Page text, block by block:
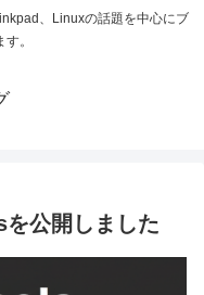
、Linuxの話題を中心にブ
。
公開しました